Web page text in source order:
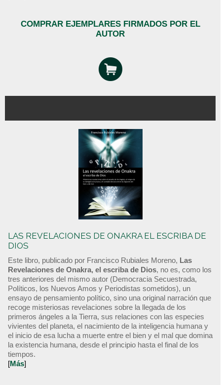
COMPRAR EJEMPLARES FIRMADOS POR EL
AUTOR
LAS REVELACIONES DE ONAKRA EL ESCRIBA DE
DIOS
Este libro, publicado por Francisco Rubiales Moreno, Las
Revelaciones de Onakra, el escriba de Dios, no es, como los
tres anteriores del mismo autor (Democracia Secuestrada,
Políticos, los Nuevos Amos y Periodistas sometidos), un
ensayo de pensamiento político, sino una original narración que
recoge misteriosas revelaciones sobre la llegada de los
primeros ángeles a la Tierra, sus relaciones con las especies
vivientes del planeta, el nacimiento de la inteligencia humana y
el inicio de esa lucha a muerte entre el bien y el mal que domina
la existencia humana, desde el principio hasta el final de los
tiempos.
[Más]